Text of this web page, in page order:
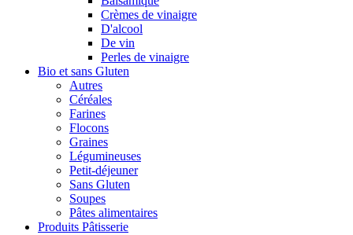
Crèmes de vinaigre
D'alcool
De vin
Perles de vinaigre
Bio et sans Gluten
Autres
Céréales
Farines
Flocons
Graines
Légumineuses
Petit-déjeuner
Sans Gluten
Soupes
Pâtes alimentaires
Produits Pâtisserie